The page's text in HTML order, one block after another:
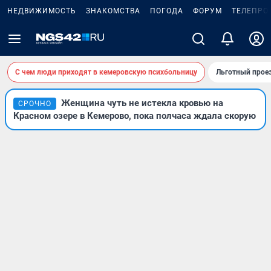
НЕДВИЖИМОСТЬ ЗНАКОМСТВА ПОГОДА ФОРУМ
С чем люди приходят в кемеровскую психбольницу Льготный
СРОЧНО
Женщина чуть не истекла кровью на
Красном озере в Кемерово, пока полчаса ждала скорую